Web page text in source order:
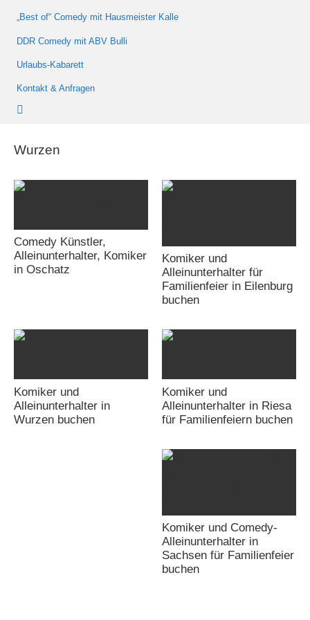
„Best of“ Comedy mit Hausmeister Kalle
DDR Comedy mit ABV Bulli
Urlaubs-Kabarett
Kontakt & Anfragen
Wurzen
Comedy Künstler,
Alleinunterhalter, Komiker
in Oschatz
Komiker und
Alleinunterhalter für
Familienfeier in Eilenburg
buchen
Komiker und
Alleinunterhalter in
Wurzen buchen
Komiker und
Alleinunterhalter in Riesa
für Familienfeiern buchen
Komiker und Comedy-
Alleinunterhalter in
Sachsen für Familienfeier
buchen